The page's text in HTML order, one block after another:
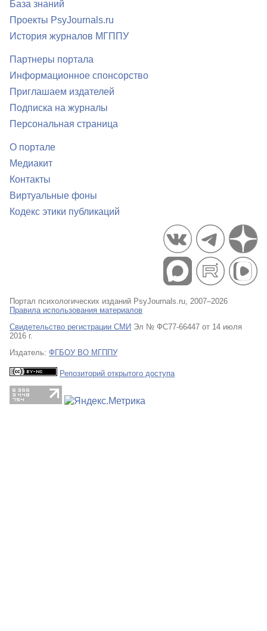
База знаний
Проекты PsyJournals.ru
История журналов МГППУ
Партнеры портала
Информационное спонсорство
Приглашаем издателей
Подписка на журналы
Персональная страница
О портале
Медиакит
Контакты
Виртуальные фоны
Кодекс этики публикаций
Портал психологических изданий PsyJournals.ru, 2007–2026
Правила использования материалов
Свидетельство регистрации СМИ Эл № ФС77-66447 от 14 июля
2016 г.
Издатель: ФГБОУ ВО МГППУ
Репозиторий открытого доступа